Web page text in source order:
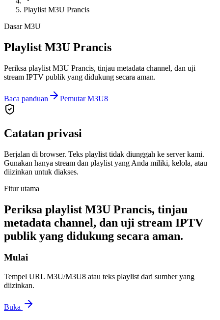
Playlist M3U Prancis
Dasar M3U
Playlist M3U Prancis
Periksa playlist M3U Prancis, tinjau metadata channel, dan uji
stream IPTV publik yang didukung secara aman.
Baca panduan Pemutar M3U8
Catatan privasi
Berjalan di browser. Teks playlist tidak diunggah ke server kami.
Gunakan hanya stream dan playlist yang Anda miliki, kelola, atau
diizinkan untuk diakses.
Fitur utama
Periksa playlist M3U Prancis, tinjau
metadata channel, dan uji stream IPTV
publik yang didukung secara aman.
Mulai
Tempel URL M3U/M3U8 atau teks playlist dari sumber yang
diizinkan.
Buka